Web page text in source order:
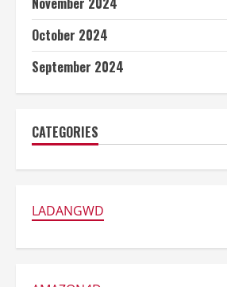
October 2024
September 2024
CATEGORIES
LADANGWD